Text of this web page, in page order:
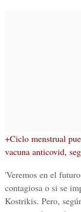
+Ciclo menstrual
vacuna anticovid,
'Veremos en el
contagiosa o si se
Kostrikis. Pero,